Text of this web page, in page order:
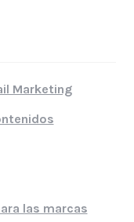
Marketing
las marcas